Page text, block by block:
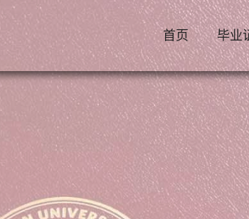
首页 毕业